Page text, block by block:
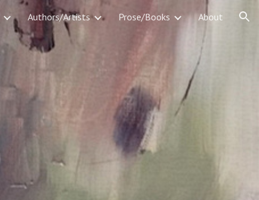
Authors/Artists Prose/Books About